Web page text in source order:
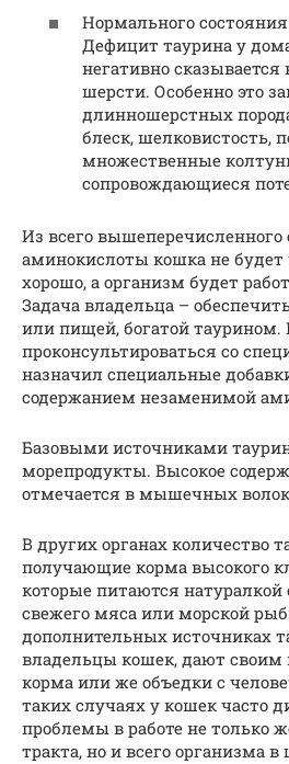
Нормального
Дефицит таурина у
негативно сказывается
шерсти. Особенно это
длинношерстных
блеск, шелковистость,
множественные
сопровождающиеся
Из всего вышеперечисленного
аминокислоты кошка не будет
хорошо, а организм будет
Задача владельца –
или пищей, богатой
проконсультироваться со
назначил специальные
содержанием незаменимой
Базовыми источниками
морепродукты. Высокое
отмечается в мышечных
В других органах количество
получающие корма высокого
которые питаются натуралкой
свежего мяса или морской
дополнительных источниках
владельцы кошек, дают своим
корма или же объедки с
таких случаях у кошек часто
проблемы в работе не только
тракта, но и всего организма в